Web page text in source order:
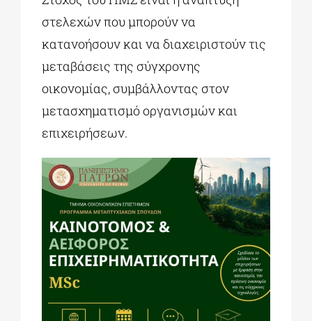
στελεχών που μπορούν να
κατανοήσουν και να διαχειριστούν τις
μεταβάσεις της σύγχρονης
οικονομίας, συμβάλλοντας στον
μετασχηματισμό οργανισμών και
επιχειρήσεων.